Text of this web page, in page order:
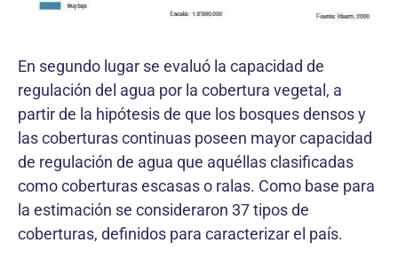
En segundo lugar se evaluó la capacidad de
regulación del agua por la cobertura vegetal, a
partir de la hipótesis de que los bosques densos y
las coberturas continuas poseen mayor capacidad
de regulación de agua que aquéllas clasificadas
como coberturas escasas o ralas. Como base para
la estimación se consideraron 37 tipos de
coberturas, definidos para caracterizar el país.